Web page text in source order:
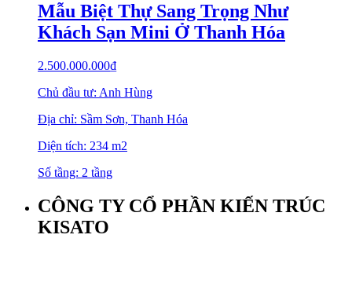
Mẫu Biệt Thự Sang Trọng Như
Khách Sạn Mini Ở Thanh Hóa
2.500.000.000₫
Chủ đầu tư: Anh Hùng
Địa chỉ: Sầm Sơn, Thanh Hóa
Diện tích: 234 m2
Số tầng: 2 tầng
CÔNG TY CỔ PHẦN KIẾN TRÚC
KISATO